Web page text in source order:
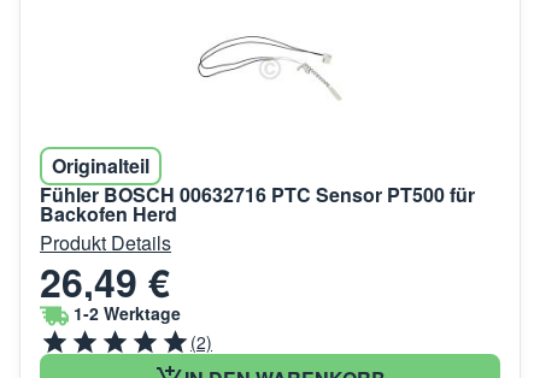
Originalteil
Fühler BOSCH 00632716 PTC Sensor PT500 für
Backofen Herd
Produkt Details
26,49 €
1-2 Werktage
(2)